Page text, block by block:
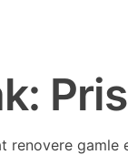
gamle